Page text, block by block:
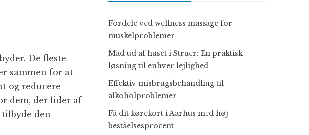
De fleste
sammen for at
og reducere
dem, der lider af
den
Fordele ved wellness massage for
muskelproblemer
Mad ud af huset i Struer: En praktisk
løsning til enhver lejlighed
Effektiv misbrugsbehandling til
alkoholproblemer
Få dit kørekort i Aarhus med høj
beståelsesprocent